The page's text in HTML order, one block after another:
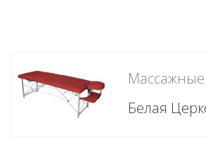
Массажные
Белая